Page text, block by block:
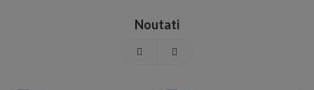
Noutati